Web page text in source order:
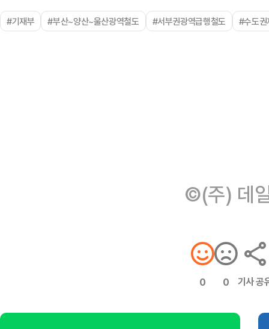
#기재부 #부산~양산~울산광역철도 #서부권광역급행철도 #수도권
©(주) 데
0 0 기사 공